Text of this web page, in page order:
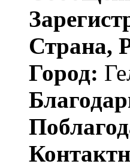
Страна,
Город: